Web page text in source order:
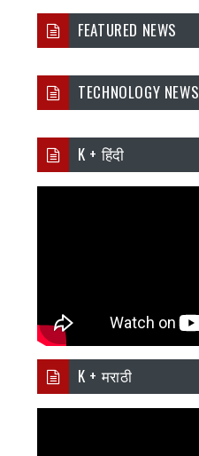
FEATURED NEWS
TECHNOLOGY NEWS
K + हिंदी
K + मराठी